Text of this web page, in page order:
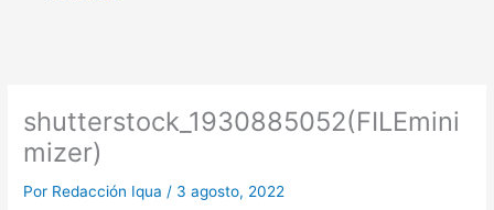
shutterstock_1930885052(FILEmini
mizer)
Por Redacción Iqua / 3 agosto, 2022